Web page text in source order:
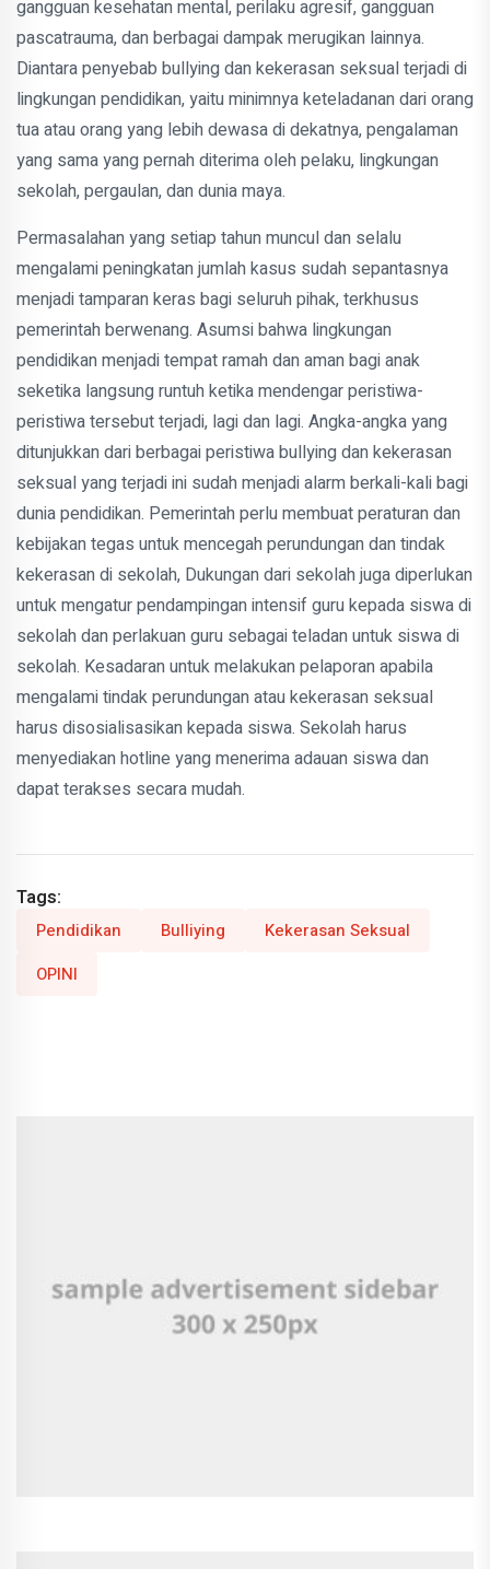
gangguan kesehatan mental, perilaku agresif, gangguan
pascatrauma, dan berbagai dampak merugikan lainnya.
Diantara penyebab bullying dan kekerasan seksual terjadi di
lingkungan pendidikan, yaitu minimnya keteladanan dari orang
tua atau orang yang lebih dewasa di dekatnya, pengalaman
yang sama yang pernah diterima oleh pelaku, lingkungan
sekolah, pergaulan, dan dunia maya.
Permasalahan yang setiap tahun muncul dan selalu
mengalami peningkatan jumlah kasus sudah sepantasnya
menjadi tamparan keras bagi seluruh pihak, terkhusus
pemerintah berwenang. Asumsi bahwa lingkungan
pendidikan menjadi tempat ramah dan aman bagi anak
seketika langsung runtuh ketika mendengar peristiwa-
peristiwa tersebut terjadi, lagi dan lagi. Angka-angka yang
ditunjukkan dari berbagai peristiwa bullying dan kekerasan
seksual yang terjadi ini sudah menjadi alarm berkali-kali bagi
dunia pendidikan. Pemerintah perlu membuat peraturan dan
kebijakan tegas untuk mencegah perundungan dan tindak
kekerasan di sekolah, Dukungan dari sekolah juga diperlukan
untuk mengatur pendampingan intensif guru kepada siswa di
sekolah dan perlakuan guru sebagai teladan untuk siswa di
sekolah. Kesadaran untuk melakukan pelaporan apabila
mengalami tindak perundungan atau kekerasan seksual
harus disosialisasikan kepada siswa. Sekolah harus
menyediakan hotline yang menerima adauan siswa dan
dapat terakses secara mudah.
Tags:
Pendidikan Bulliying
Kekerasan Seksual
OPINI